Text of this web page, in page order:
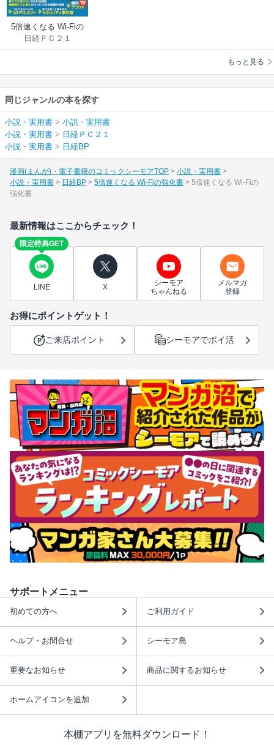
5倍速くなる Wi-Fiの
強化書
日経ＰＣ２１
もっと見る
同じジャンルの本を探す
小説・実用書 > 小説・実用書
小説・実用書 > 日経ＰＣ２１
小説・実用書 > 日経BP
漫画(まんが)・電子書籍のコミックシーモアTOP
小説・実用書
小説・実用書
日経BP 5倍速くなる Wi-Fiの強化書
5倍速くなる Wi-Fiの
強化書
最新情報はここからチェック！
限定特典GET
LINE X
シーモア
ちゃんねる
メルマガ
登録
お得にポイントゲット！
ご来店ポイント シーモアでポイ活
サポートメニュー
初めての方へ ご利用ガイド
ヘルプ・お問合せ シーモア島
重要なお知らせ 商品に関するお知らせ
ホームアイコンを追加
本棚アプリを無料ダウンロード！